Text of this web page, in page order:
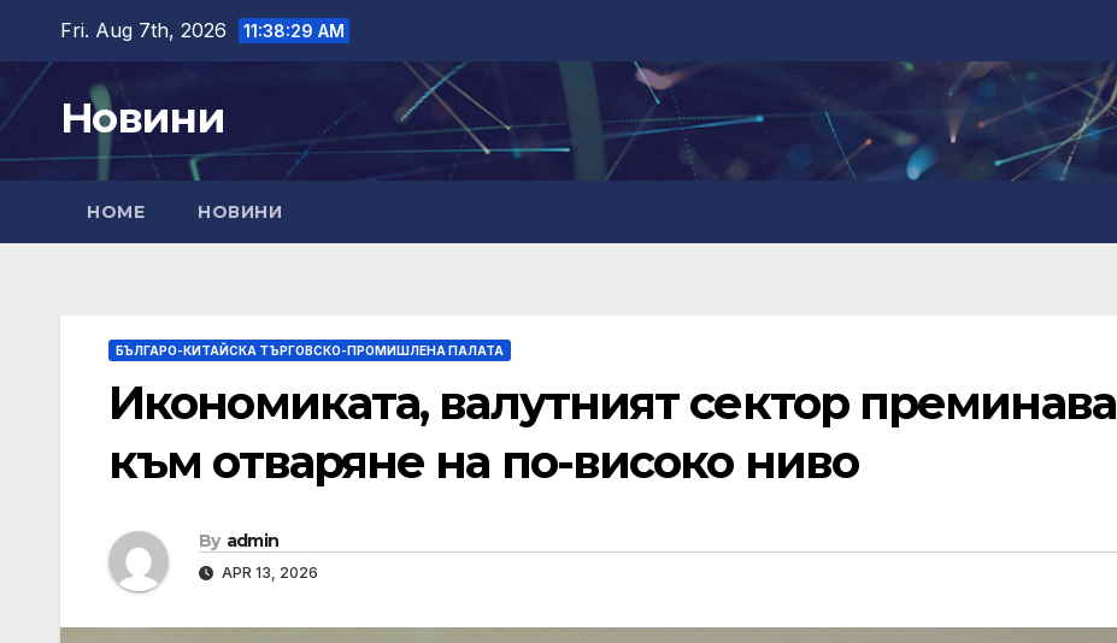
content
Fri. Aug 7th, 2026 11:38:31 AM
Новини
HOME НОВИНИ
БЪЛГАРО-КИТАЙСКА ТЪРГОВСКО-ПРОМИШЛЕНА ПАЛАТА
Икономиката, валутният сектор преминава
към отваряне на по-високо ниво
By admin
APR 13, 2026